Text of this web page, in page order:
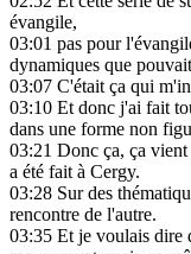
évangile,
03:01 pas pour
dynamiques que
03:07 C'était ça qui
03:10 Et donc j'ai fait
dans une forme non
03:21 Donc ça, ça vient
a été fait à Cergy.
03:28 Sur des
rencontre de l'autre.
03:35 Et je voulais dire